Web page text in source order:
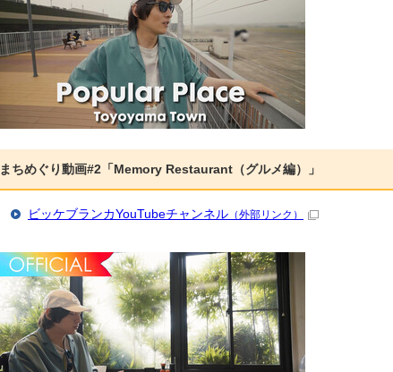
まちめぐり動画#2「Memory Restaurant（グルメ編）」
ビッケブランカYouTubeチャンネル （外部リンク）